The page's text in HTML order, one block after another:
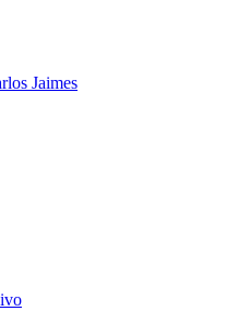
Jaimes